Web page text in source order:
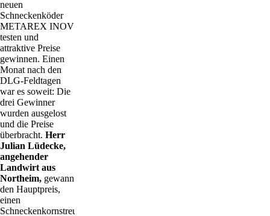
neuen
Schneckenköder
METAREX INOV
testen und
attraktive Preise
gewinnen. Einen
Monat nach den
DLG-Feldtagen
war es soweit: Die
drei Gewinner
wurden ausgelost
und die Preise
überbracht. Herr
Julian Lüdecke,
angehender
Landwirt aus
Northeim, gewann
den Hauptpreis,
einen
Schneckenkornstreuer